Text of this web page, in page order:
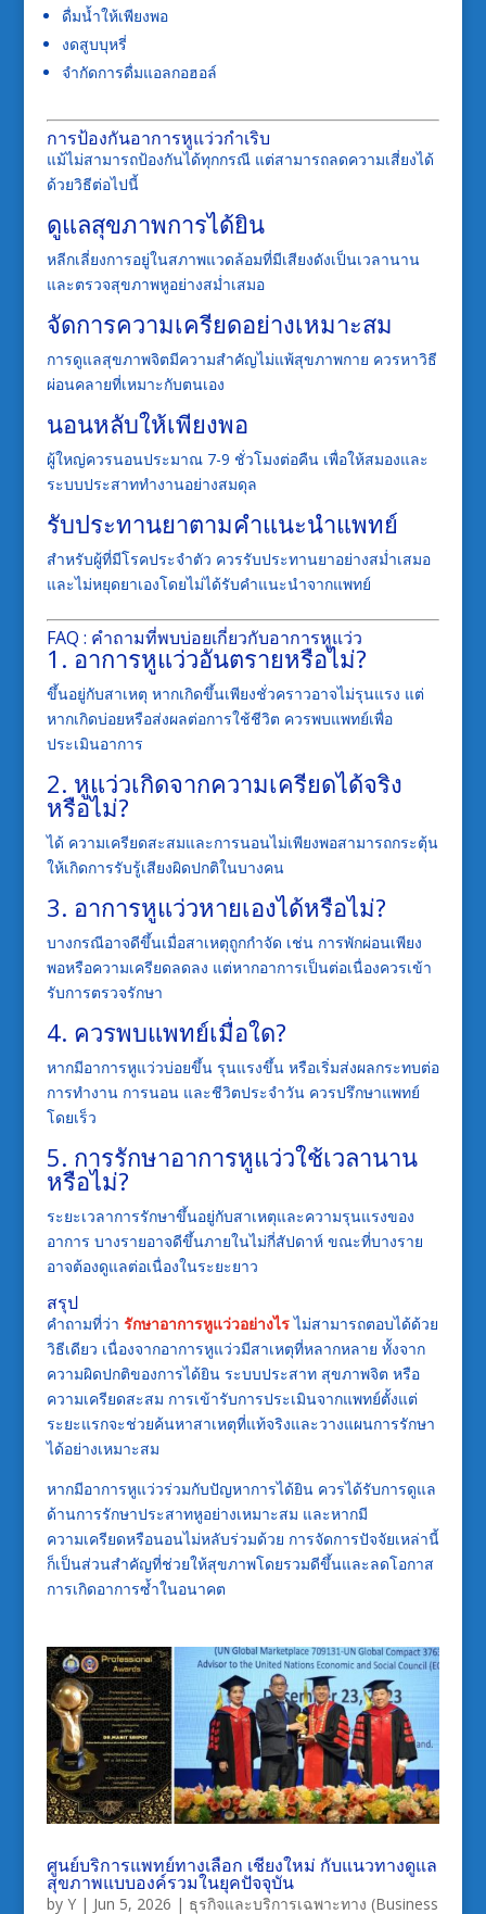
ดื่มน้ำให้เพียงพอ
งดสูบบุหรี่
จำกัดการดื่มแอลกอฮอล์
การป้องกันอาการหูแว่วกำเริบ
แม้ไม่สามารถป้องกันได้ทุกกรณี แต่สามารถลดความเสี่ยงได้
ด้วยวิธีต่อไปนี้
ดูแลสุขภาพการได้ยิน
หลีกเลี่ยงการอยู่ในสภาพแวดล้อมที่มีเสียงดังเป็นเวลานาน
และตรวจสุขภาพหูอย่างสม่ำเสมอ
จัดการความเครียดอย่างเหมาะสม
การดูแลสุขภาพจิตมีความสำคัญไม่แพ้สุขภาพกาย ควรหาวิธี
ผ่อนคลายที่เหมาะกับตนเอง
นอนหลับให้เพียงพอ
ผู้ใหญ่ควรนอนประมาณ 7-9 ชั่วโมงต่อคืน เพื่อให้สมองและ
ระบบประสาททำงานอย่างสมดุล
รับประทานยาตามคำแนะนำแพทย์
สำหรับผู้ที่มีโรคประจำตัว ควรรับประทานยาอย่างสม่ำเสมอ
และไม่หยุดยาเองโดยไม่ได้รับคำแนะนำจากแพทย์
FAQ : คำถามที่พบบ่อยเกี่ยวกับอาการหูแว่ว
1. อาการหูแว่วอันตรายหรือไม่?
ขึ้นอยู่กับสาเหตุ หากเกิดขึ้นเพียงชั่วคราวอาจไม่รุนแรง แต่
หากเกิดบ่อยหรือส่งผลต่อการใช้ชีวิต ควรพบแพทย์เพื่อ
ประเมินอาการ
2. หูแว่วเกิดจากความเครียดได้จริง
หรือไม่?
ได้ ความเครียดสะสมและการนอนไม่เพียงพอสามารถกระตุ้น
ให้เกิดการรับรู้เสียงผิดปกติในบางคน
3. อาการหูแว่วหายเองได้หรือไม่?
บางกรณีอาจดีขึ้นเมื่อสาเหตุถูกกำจัด เช่น การพักผ่อนเพียง
พอหรือความเครียดลดลง แต่หากอาการเป็นต่อเนื่องควรเข้า
รับการตรวจรักษา
4. ควรพบแพทย์เมื่อใด?
หากมีอาการหูแว่วบ่อยขึ้น รุนแรงขึ้น หรือเริ่มส่งผลกระทบต่อ
การทำงาน การนอน และชีวิตประจำวัน ควรปรึกษาแพทย์
โดยเร็ว
5. การรักษาอาการหูแว่วใช้เวลานาน
หรือไม่?
ระยะเวลาการรักษาขึ้นอยู่กับสาเหตุและความรุนแรงของ
อาการ บางรายอาจดีขึ้นภายในไม่กี่สัปดาห์ ขณะที่บางราย
อาจต้องดูแลต่อเนื่องในระยะยาว
สรุป
คำถามที่ว่า รักษาอาการหูแว่วอย่างไรไม่สามารถตอบได้ด้วย
วิธีเดียว เนื่องจากอาการหูแว่วมีสาเหตุที่หลากหลาย ทั้งจาก
ความผิดปกติของการได้ยิน ระบบประสาท สุขภาพจิต หรือ
ความเครียดสะสม การเข้ารับการประเมินจากแพทย์ตั้งแต่
ระยะแรกจะช่วยค้นหาสาเหตุที่แท้จริงและวางแผนการรักษา
ได้อย่างเหมาะสม
หากมีอาการหูแว่วร่วมกับปัญหาการได้ยิน ควรได้รับการดูแล
ด้านการรักษาประสาทหูอย่างเหมาะสม และหากมี
ความเครียดหรือนอนไม่หลับร่วมด้วย การจัดการปัจจัยเหล่านี้
ก็เป็นส่วนสำคัญที่ช่วยให้สุขภาพโดยรวมดีขึ้นและลดโอกาส
การเกิดอาการซ้ำในอนาคต
ศูนย์บริการแพทย์ทางเลือก เชียงใหม่ กับแนวทางดูแล
สุขภาพแบบองค์รวมในยุคปัจจุบัน
by Y| Jun 5, 2026 | ธุรกิจและบริการเฉพาะทาง (Business